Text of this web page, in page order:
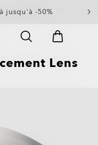
jusqu'à -50%
-50% sur les
: jusqu'à -50% sur
Lens